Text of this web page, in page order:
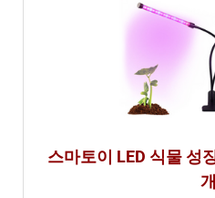
스마토이 LED 식물 성
개